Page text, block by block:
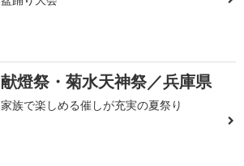
献燈祭・菊水天神祭／兵庫県
家族で楽しめる催しが充実の夏祭り